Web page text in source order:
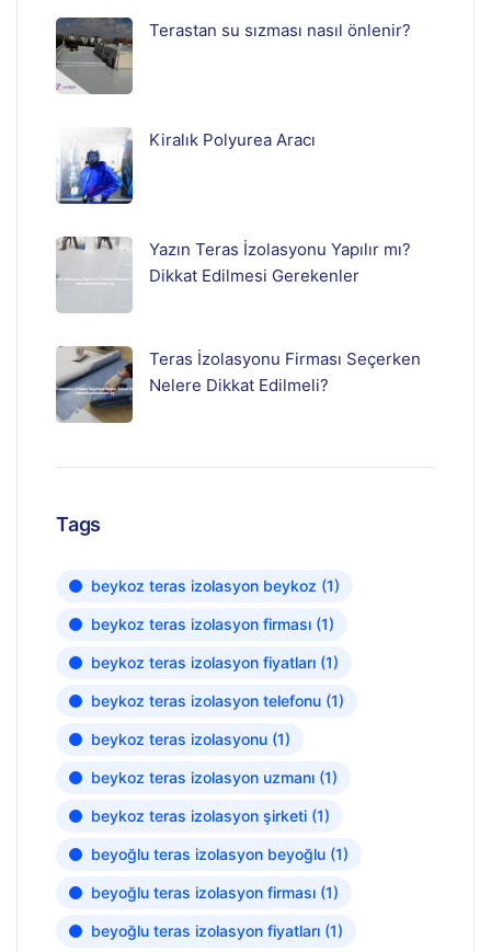
Terastan su sızması nasıl önlenir?
Kiralık Polyurea Aracı
Yazın Teras İzolasyonu Yapılır mı?
Dikkat Edilmesi Gerekenler
Teras İzolasyonu Firması Seçerken
Nelere Dikkat Edilmeli?
Tags
beykoz teras izolasyon beykoz (1)
beykoz teras izolasyon firması (1)
beykoz teras izolasyon fiyatları (1)
beykoz teras izolasyon telefonu (1)
beykoz teras izolasyonu (1)
beykoz teras izolasyon uzmanı (1)
beykoz teras izolasyon şirketi (1)
beyoğlu teras izolasyon beyoğlu (1)
beyoğlu teras izolasyon firması (1)
beyoğlu teras izolasyon fiyatları (1)